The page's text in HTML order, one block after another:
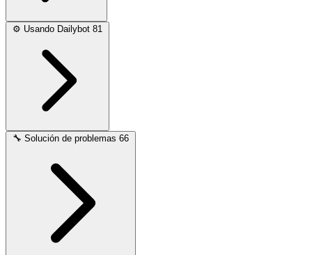
⚙️ Usando Dailybot 81
🔧 Solución de problemas 66